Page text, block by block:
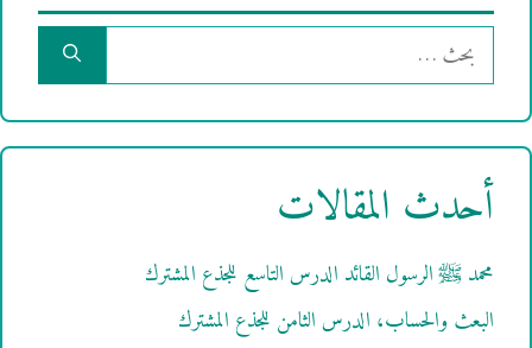
البحث
عن:
أحدث المقالات
محمد ﷺ الرسول القائد الدرس التاسع للجذع المشترك
البعث والحساب، الدرس الثامن للجذع المشترك